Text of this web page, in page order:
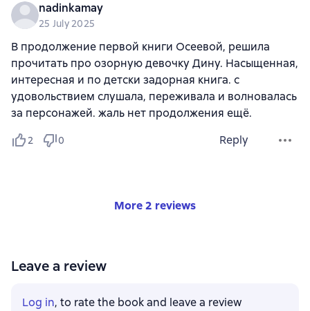
nadinkamay
25 July 2025
В продолжение первой книги Осеевой, решила
прочитать про озорную девочку Дину. Насыщенная,
интересная и по детски задорная книга. с
удовольствием слушала, переживала и волновалась
за персонажей. жаль нет продолжения ещё.
2 0 Reply
More 2 reviews
Leave a review
Log in, to rate the book and leave a review